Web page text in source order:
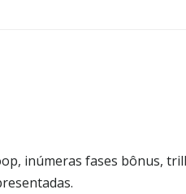
inúmeras fases bônus,